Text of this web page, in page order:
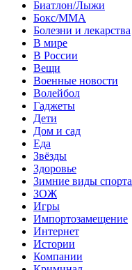
Биатлон/Лыжи
Бокс/MMA
Болезни и лекарства
В мире
В России
Вещи
Военные новости
Волейбол
Гаджеты
Дети
Дом и сад
Еда
Звёзды
Здоровье
Зимние виды спорта
ЗОЖ
Игры
Импортозамещение
Интернет
Истории
Компании